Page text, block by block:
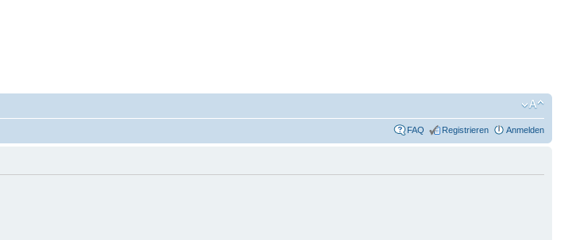
FAQ Registrieren Anmelden